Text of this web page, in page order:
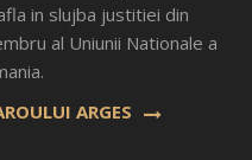
in slujba justitiei din
al Uniunii Nationale a
ARGES